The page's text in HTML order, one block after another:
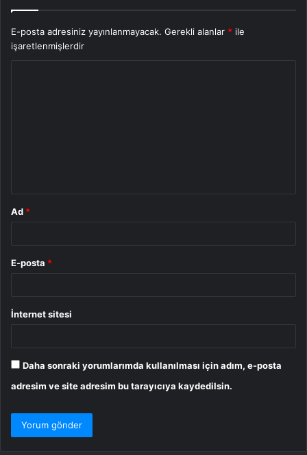
E-posta adresiniz yayınlanmayacak. Gerekli alanlar * ile
işaretlenmişlerdir
Ad *
E-posta *
İnternet sitesi
Daha sonraki yorumlarımda kullanılması için adım, e-posta
adresim ve site adresim bu tarayıcıya kaydedilsin.